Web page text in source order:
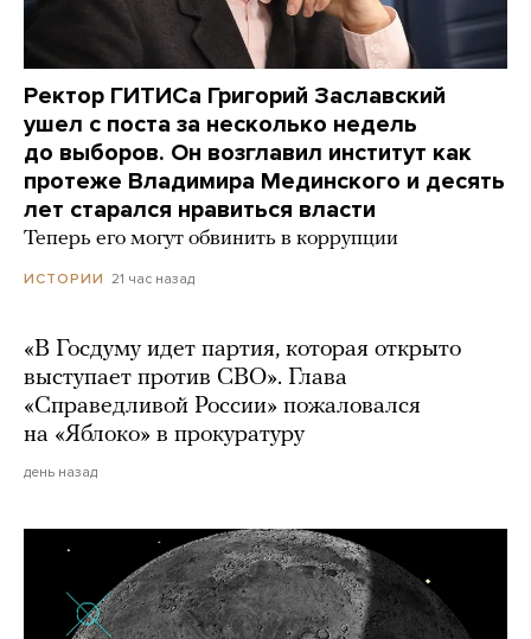
Ректор ГИТИСа Григорий Заславский
ушел с поста за несколько недель
до выборов. Он возглавил институт как
протеже Владимира Мединского и десять
лет старался нравиться власти
Теперь его могут обвинить в коррупции
ИСТОРИИ 21 час назад
«В Госдуму идет партия, которая открыто
выступает против СВО». Глава
«Справедливой России» пожаловался
на «Яблоко» в прокуратуру
день назад